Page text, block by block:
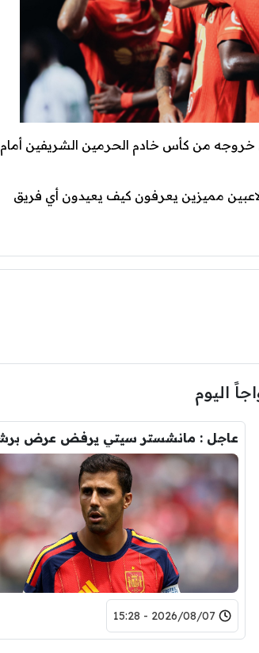
من كأس خادم الحرمين الشريفين أمام
مميزين يعرفون كيف يعيدون أي فريق
اليوم
2026/08/07 - 15:28